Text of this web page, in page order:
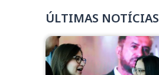
ÚLTIMAS NOTÍCIAS